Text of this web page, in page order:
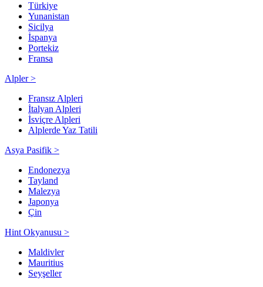
Türkiye
Yunanistan
Sicilya
İspanya
Portekiz
Fransa
Alpler >
Fransız Alpleri
İtalyan Alpleri
İsviçre Alpleri
Alplerde Yaz Tatili
Asya Pasifik >
Endonezya
Tayland
Malezya
Japonya
Çin
Hint Okyanusu >
Maldivler
Mauritius
Seyşeller